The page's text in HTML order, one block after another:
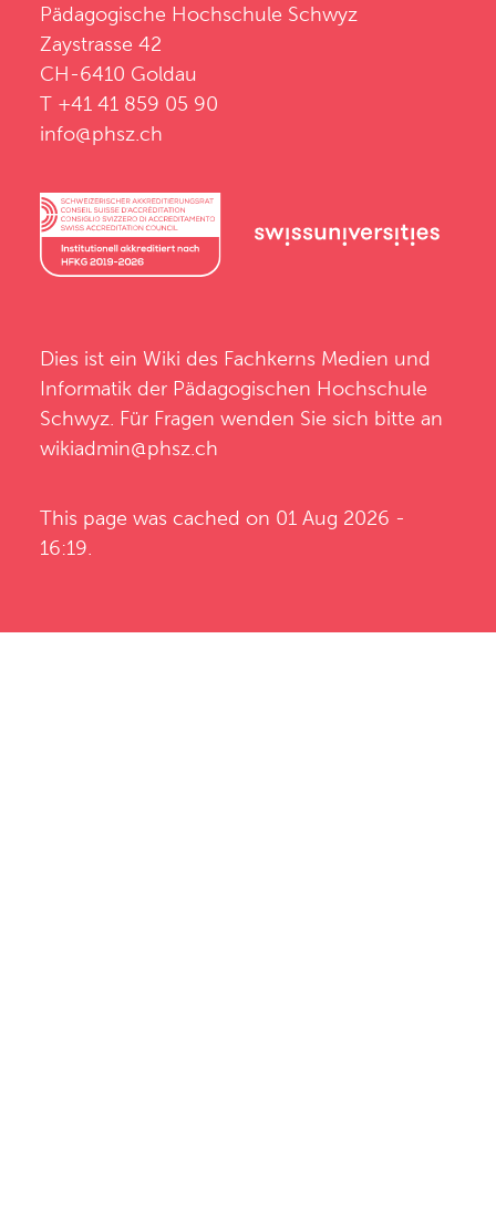
Pädagogische Hochschule Schwyz
Zaystrasse 42
CH-6410 Goldau
T +41 41 859 05 90
info@phsz.ch
Dies ist ein Wiki des Fachkerns Medien und
Informatik der Pädagogischen Hochschule
Schwyz . Für Fragen wenden Sie sich bitte an
wikiadmin@phsz.ch
This page was cached on 01 Aug 2026 -
16:19.